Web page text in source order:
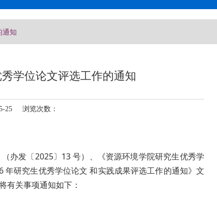
通知
学位论文评选工作的通知
25 浏览次数：
办发〔2025〕13 号）、《资源环境学院研究生优秀学
研究生优秀学位论文 和实践成果评选工作的通知》文
有关事项通知如下：